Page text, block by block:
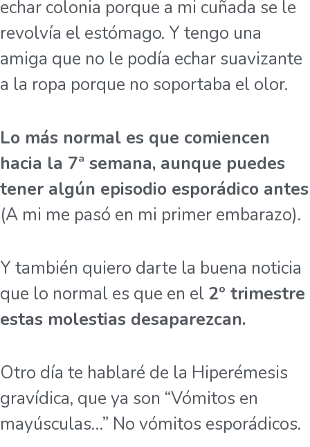
echar colonia porque a mi cuñada se le
revolvía el estómago. Y tengo una
amiga que no le podía echar suavizante
a la ropa porque no soportaba el olor.
Lo más normal es que comiencen
hacia la 7ª semana, aunque puedes
tener algún episodio esporádico antes
(A mi me pasó en mi primer embarazo).
Y también quiero darte la buena noticia
que lo normal es que en el 2º trimestre
estas molestias desaparezcan.
Otro día te hablaré de la Hiperémesis
gravídica, que ya son “Vómitos en
mayúsculas…” No vómitos esporádicos.